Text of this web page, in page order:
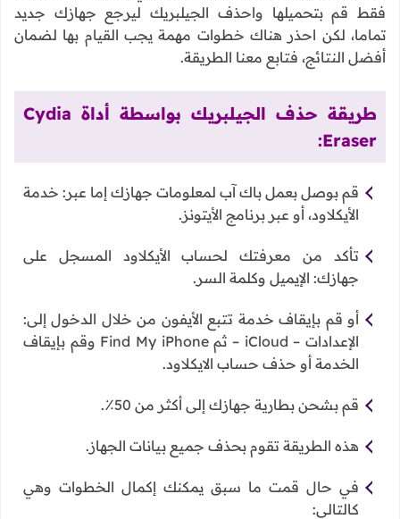
فقط قم بتحميلها واحذف الجيلبريك ليرجع جهازك جديد
تماما، لكن احذر هناك خطوات مهمة يجب القيام بها لضمان
أفضل النتائج، فتابع معنا الطريقة.
طريقة حذف الجيلبريك بواسطة أداة Cydia
Eraser:
قم بوصل بعمل باك آب لمعلومات جهازك إما عبر: خدمة
الأيكلاود، أو عبر برنامج الأيتونز.
تأكد من معرفتك لحساب الأيكلاود المسجل على
جهازك: الإيميل وكلمة السر.
أو قم بإيقاف خدمة تتبع الأيفون من خلال الدخول إلى:
الإعدادات – iCloud – ثم Find My iPhone وقم بإيقاف
الخدمة أو حذف حساب الايكلاود.
قم بشحن بطارية جهازك إلى أكثر من 50٪.
هذه الطريقة تقوم بحذف جميع بيانات الجهاز.
في حال قمت ما سبق يمكنك إكمال الخطوات وهي
كالتالي: